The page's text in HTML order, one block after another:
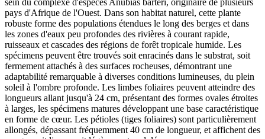
sein du complexe d'espèces Anubias barteri, originaire de plusieurs
pays d'Afrique de l'Ouest. Dans son habitat naturel, cette plante
robuste forme des populations étendues le long des berges et dans
les zones d'eaux peu profondes des rivières à courant rapide,
ruisseaux et cascades des régions de forêt tropicale humide. Les
spécimens peuvent être trouvés soit enracinés dans le substrat, soit
fermement attachés à des surfaces rocheuses, démontrant une
adaptabilité remarquable à diverses conditions lumineuses, du plein
soleil à l'ombre profonde. Les limbes foliaires peuvent atteindre des
longueurs allant jusqu'à 24 cm, présentant des formes ovales étroites
à larges, les spécimens matures développant une base caractéristique
en forme de cœur. Les pétioles (tiges foliaires) sont particulièrement
allongés, dépassant fréquemment 40 cm de longueur, et affichent des